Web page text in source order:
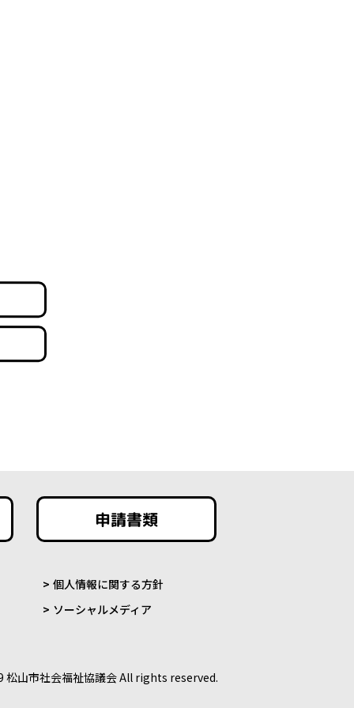
申請書類
個人情報に関する方針
ソーシャルメディア
松山市社会福祉協議会 All rights reserved.